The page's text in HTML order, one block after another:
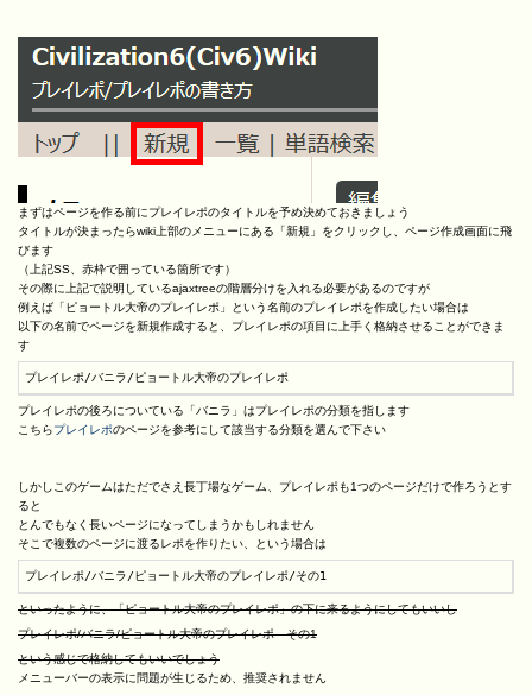
まずはページを作る前にプレイレポのタイトルを予め決めておきましょう
タイトルが決まったらwiki上部のメニューにある「新規」をクリックし、ページ作成画面に飛
びます
（上記SS、赤枠で囲っている箇所です）
その際に上記で説明しているajaxtreeの階層分けを入れる必要があるのですが
例えば「ピョートル大帝のプレイレポ」という名前のプレイレポを作成したい場合は
以下の名前でページを新規作成すると、プレイレポの項目に上手く格納させることができま
す
プレイレポ/バニラ/ピョートル大帝のプレイレポ
プレイレポの後ろについている「バニラ」はプレイレポの分類を指します
こちらプレイレポのページを参考にして該当する分類を選んで下さい
しかしこのゲームはただでさえ長丁場なゲーム、プレイレポも1つのページだけで作ろうとす
ると
とんでもなく長いページになってしまうかもしれません
そこで複数のページに渡るレポを作りたい、という場合は
プレイレポ/バニラ/ピョートル大帝のプレイレポ/その1
といったように、「ピョートル大帝のプレイレポ」の下に来るようにしてもいいし
プレイレポ/バニラ/ピョートル大帝のプレイレポ その1
という感じで格納してもいいでしょう
メニューバーの表示に問題が生じるため、推奨されません